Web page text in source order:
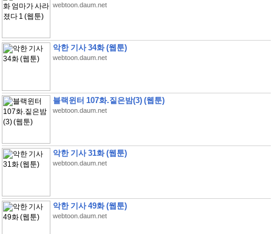
webtoon.daum.net
악한 기사 34화 (웹툰)
webtoon.daum.net
블랙윈터 107화.짙은밤(3) (웹툰)
webtoon.daum.net
악한 기사 31화 (웹툰)
webtoon.daum.net
악한 기사 49화 (웹툰)
webtoon.daum.net